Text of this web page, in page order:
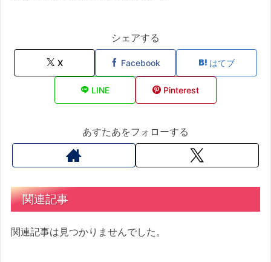
シェアする
X Facebook はてブ
LINE Pinterest
あすたあをフォローする
関連記事
関連記事は見つかりませんでした。